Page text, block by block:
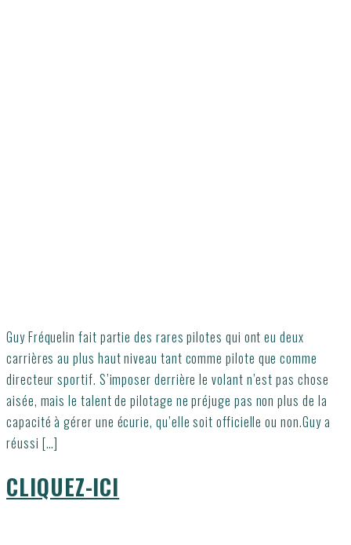
Guy Fréquelin fait partie des rares pilotes qui ont eu deux
carrières au plus haut niveau tant comme pilote que comme
directeur sportif. S’imposer derrière le volant n’est pas chose
aisée, mais le talent de pilotage ne préjuge pas non plus de la
capacité à gérer une écurie, qu’elle soit officielle ou non.Guy a
réussi […]
CLIQUEZ-ICI